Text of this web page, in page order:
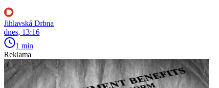
Jihlavská Drbna
dnes, 13:16
1 min
Reklama